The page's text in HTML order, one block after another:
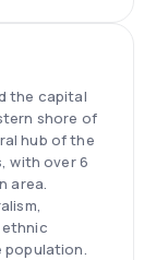
the capital
shore of
hub of the
with over 6
area.
ethnic
population.